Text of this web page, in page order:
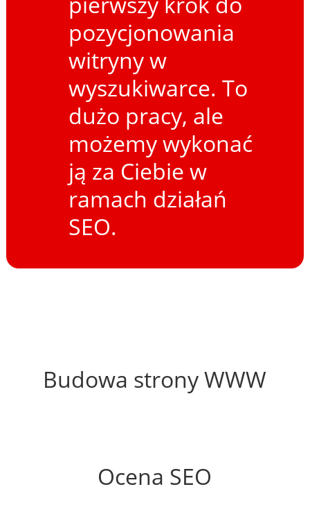
pozycjonowania
witryny w
wyszukiwarce. To
dużo pracy, ale
możemy wykonać
ją za Ciebie w
ramach działań
SEO.
Budowa strony WWW
Ocena SEO